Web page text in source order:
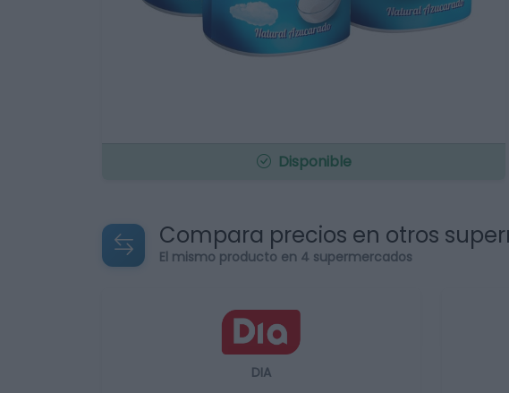
Disponible
Compara precios en otros
El mismo producto en 4 supermercados
DIA